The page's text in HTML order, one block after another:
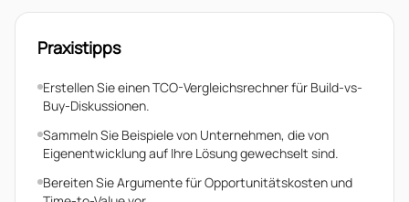
Praxistipps
Erstellen Sie einen TCO-Vergleichsrechner für Build-vs-
Buy-Diskussionen.
Sammeln Sie Beispiele von Unternehmen, die von
Eigenentwicklung auf Ihre Lösung gewechselt sind.
Bereiten Sie Argumente für Opportunitätskosten und